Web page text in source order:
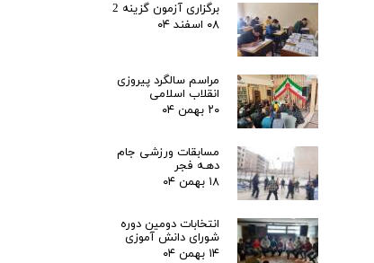
برگزاری آزمون گزینه 2
۰۸ اسفند ۰۴
مراسم سالگرد پیروزی
انقلاب اسلامی
۲۰ بهمن ۰۴
مسابقات ورزشی جام
دهـه فجر
۱۸ بهمن ۰۴
انتخابات دومین دوره
شورای دانش آموزی
۱۴ بهمن ۰۴